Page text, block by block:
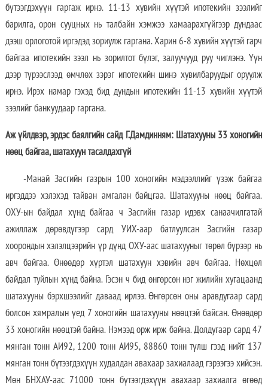
бүтээгдэхүүн гаргаж ирнэ. 11-13 хувийн хүүтэй ипотекийн зээлийг
барилга, орон сууцных нь талбайн хэмжээ хамаарахгүйгээр дундаас
дээш орлоготой иргэдэд зориулж гаргана. Харин 6-8 хувийн хүүтэй гарч
байгаа ипотекийн зээл нь зорилтот бүлэг, залуучууд руу чиглэнэ. Үүн
дээр түрээслээд өмчлөх зэрэг ипотекийн шинэ хувилбаруудыг оруулж
ирнэ. Ирэх намар гэхэд бид дундын ипотекийн 11-13 хувийн хүүтэй
зээлийг банкуудаар гаргана.
Аж үйлдвэр, эрдэс баялгийн сайд Г.Дамдинням: Шатахууны 33 хоногийн
нөөц байгаа, шатахуун тасалдахгүй
-Манай Засгийн газрын 100 хоногийн мэдээллийг үзэж байгаа
иргэддээ хэлэхэд тайван амгалан байцгаа. Шатахууны нөөц байгаа.
ОХУ-ын байдал хүнд байгаа ч Засгийн газар идэвх санаачилгатай
ажиллаж дөрөвдүгээр сард УИХ-аар батлуулсан Засгийн газар
хоорондын хэлэлцээрийн үр дүнд ОХУ-аас шатахууныг төрөл бүрээр нь
авч байгаа. Өнөөдөр хүртэл шатахуун хэвийн авч байгаа. Нөхцөл
байдал туйлын хүнд байна. Гэсэн ч бид өнгөрсөн нэг жилийн хугацаанд
шатахууны бэрхшээлийг даваад ирлээ. Өнгөрсөн оны аравдугаар сард
болсон хямралын үед 7 хоногийн шатахууны нөөцтэй байсан. Өнөөдөр
33 хоногийн нөөцтэй байна. Нэмээд орж ирж байна. Долдугаар сард 47
мянган тонн АИ92, 1200 тонн АИ95, 88860 тонн түлш гээд нийт 137
мянган тонн бүтээгдэхүүн худалдан авахаар захиалаад гэрээгээ хийсэн.
Мөн БНХАУ-аас 71000 тонн бүтээгдэхүүн авахаар захиалга өгөөд